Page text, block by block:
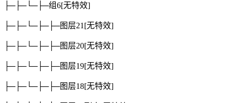
├─├─└─├─组6[无特效]
├─├─└─├─├─图层21 [无特效]
├─├─└─├─├─图层20[无特效]
├─├─└─├─├─图层19[无特效]
├─├─└─├─├─图层18[无特效]